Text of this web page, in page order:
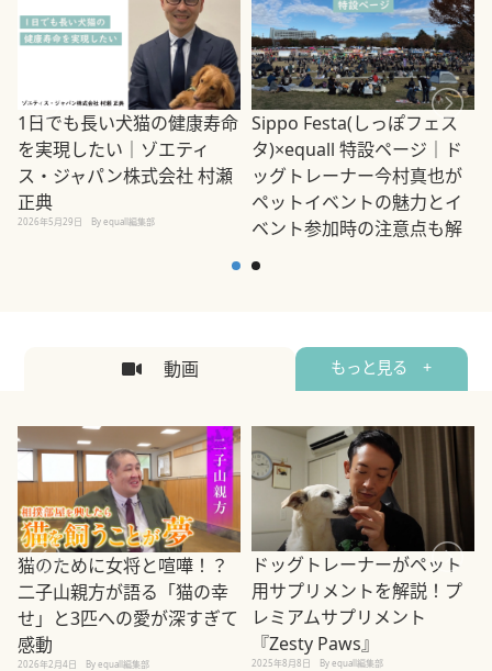
1日でも長い犬猫の健康寿命
を実現したい｜ゾエティ
ス・ジャパン株式会社 村瀬
正典
2026年5月29日 By equall編集部
Sippo Festa(しっぽフェス
タ)×equall 特設ページ｜ド
ッグトレーナー今村真也が
ペットイベントの魅力とイ
ベント参加時の注意点も解
2026年5月12日
動画 もっと見る +
猫のために女将と喧嘩！？
二子山親方が語る「猫の幸
せ」と3匹への愛が深すぎて
感動
2026年2月4日 By equall編集部
ドッグトレーナーがペット
用サプリメントを解説！プ
レミアムサプリメント
『Zesty Paws』
2025年8月8日 By equall編集部